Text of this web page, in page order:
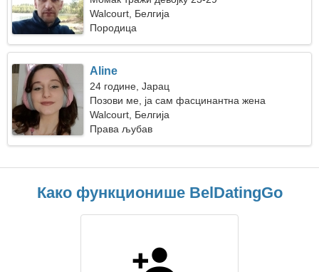
Walcourt, Белгија
Породица
Aline
24 године, Јарац
Позови ме, ја сам фасцинантна жена
Walcourt, Белгија
Права љубав
Како функционише BelDatingGo